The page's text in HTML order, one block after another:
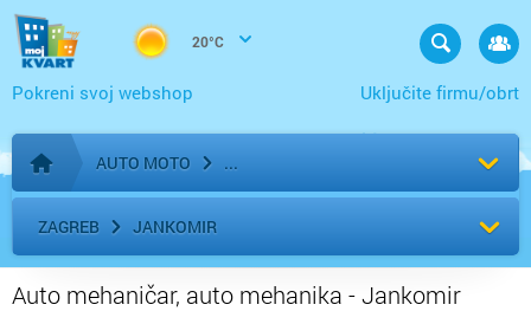
20°C
Uključite firmu/obrt
Pokreni svoj webshop
Početna stranica
AUTO MOTO
ZAGREB JANKOMIR
Auto mehaničar, auto mehanika - Jankomir